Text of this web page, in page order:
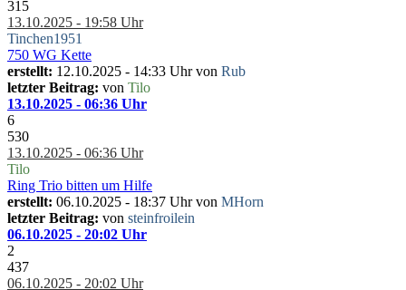
315
13.10.2025 - 19:58 Uhr
Tinchen1951
750 WG Kette
erstellt: 12.10.2025 - 14:33 Uhr von Rub
letzter Beitrag: von Tilo
13.10.2025 - 06:36 Uhr
6
530
13.10.2025 - 06:36 Uhr
Tilo
Ring Trio bitten um Hilfe
erstellt: 06.10.2025 - 18:37 Uhr von MHorn
letzter Beitrag: von steinfroilein
06.10.2025 - 20:02 Uhr
2
437
06.10.2025 - 20:02 Uhr